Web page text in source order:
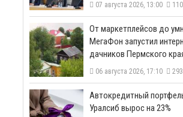
07 августа 2026, 13:00 110
От маркетплейсов до
МегаФон запустил
дачников Пермского
06 августа 2026, 17:10 293
​Автокредитный
Уралсиб вырос на 23%